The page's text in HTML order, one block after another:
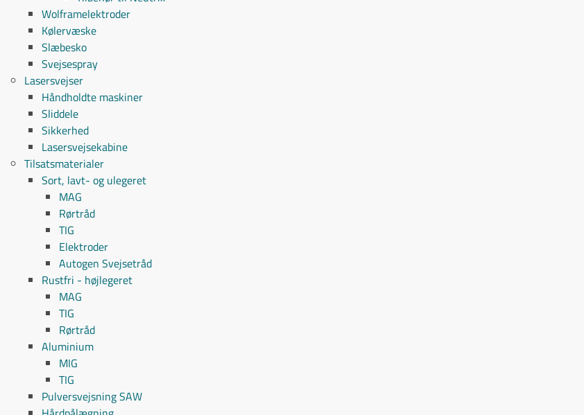
Wolframelektroder
Kølervæske
Slæbesko
Svejsespray
Lasersvejser
Håndholdte maskiner
Sliddele
Sikkerhed
Lasersvejsekabine
Tilsatsmaterialer
Sort, lavt- og ulegeret
MAG
Rørtråd
TIG
Elektroder
Autogen Svejsetråd
Rustfri - højlegeret
MAG
TIG
Rørtråd
Aluminium
MIG
TIG
Pulversvejsning SAW